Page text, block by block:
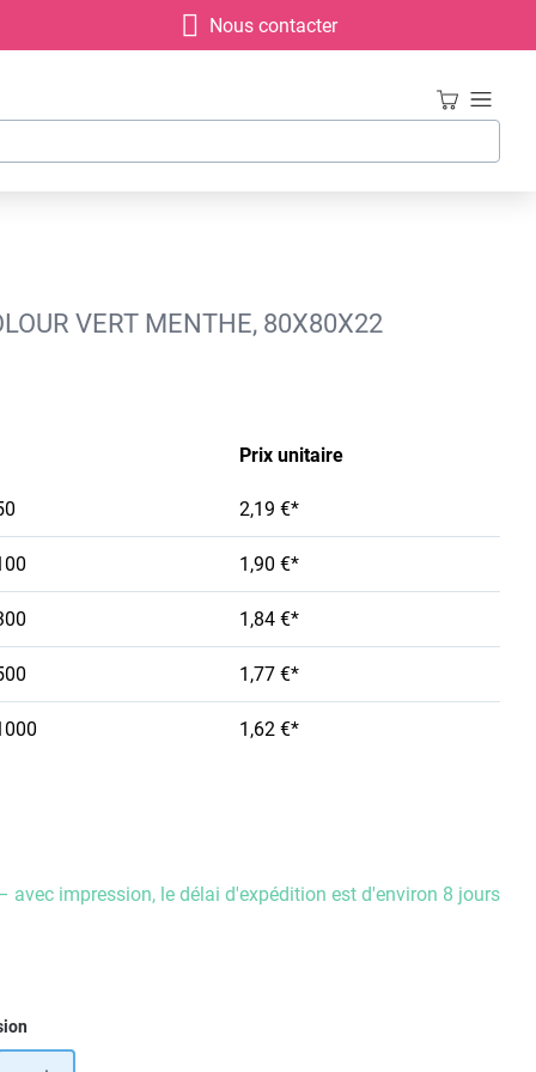
Nous contacter
VERT MENTHE, 80X80X22
Prix unitaire
2,19 €*
1,90 €*
1,84 €*
1,77 €*
1,62 €*
avec impression, le délai d'expédition est d'environ 8 jours